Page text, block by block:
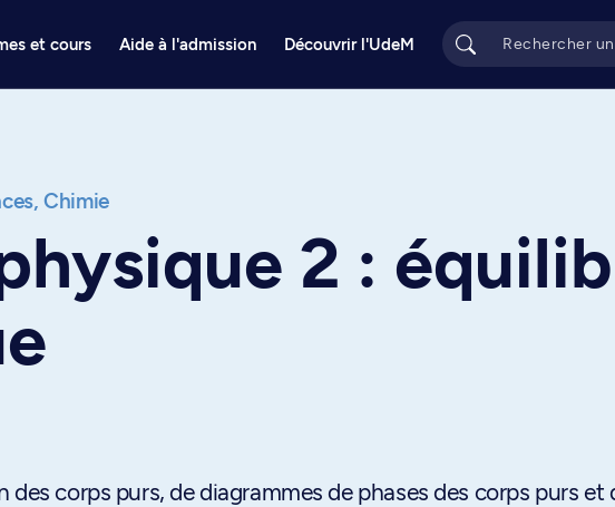
et cours Aide à l'admission Découvrir l'UdeM
Chimie
2 :
corps purs, de diagrammes de phases des corps purs et